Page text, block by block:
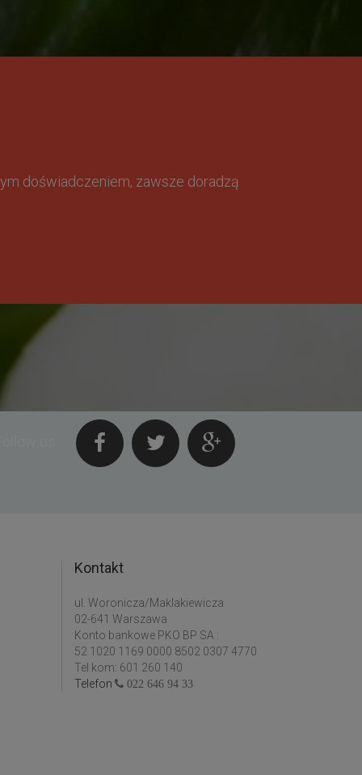
doświadczeniem, zawsze doradzą
Kontakt
ul. Woronicza/Maklakiewicza
02-641 Warszawa
Konto bankowe PKO BP SA :
52 1020 1169 0000 8502 0307 4770
Tel kom: 601 260 140
Telefon
022 646 94 33